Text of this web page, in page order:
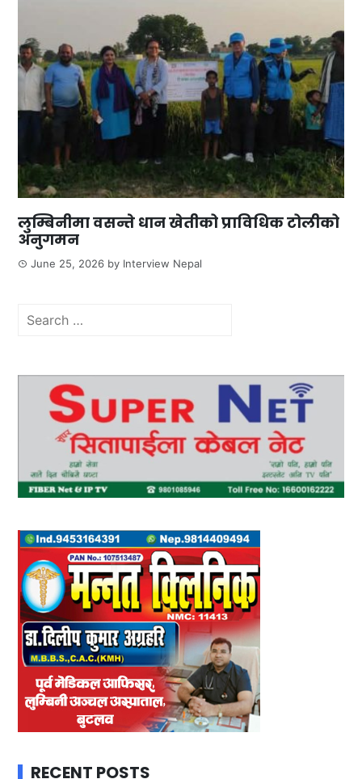
लुम्बिनीमा वसन्ते धान खेतीको प्राविधिक टोलीको
अनुगमन
June 25, 2026 by Interview Nepal
Search
RECENT POSTS